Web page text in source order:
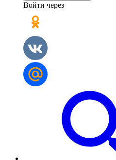
Войти через